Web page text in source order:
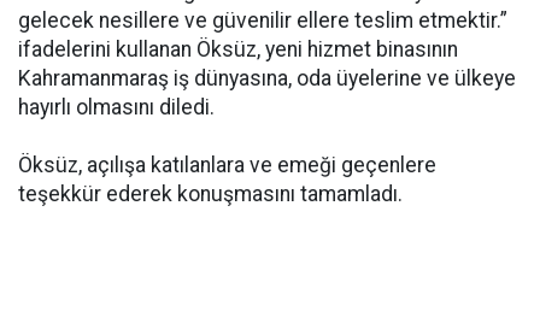
gelecek nesillere ve güvenilir ellere teslim etmektir.”
ifadelerini kullanan Öksüz, yeni hizmet binasının
Kahramanmaraş iş dünyasına, oda üyelerine ve ülkeye
hayırlı olmasını diledi.
Öksüz, açılışa katılanlara ve emeği geçenlere
teşekkür ederek konuşmasını tamamladı.